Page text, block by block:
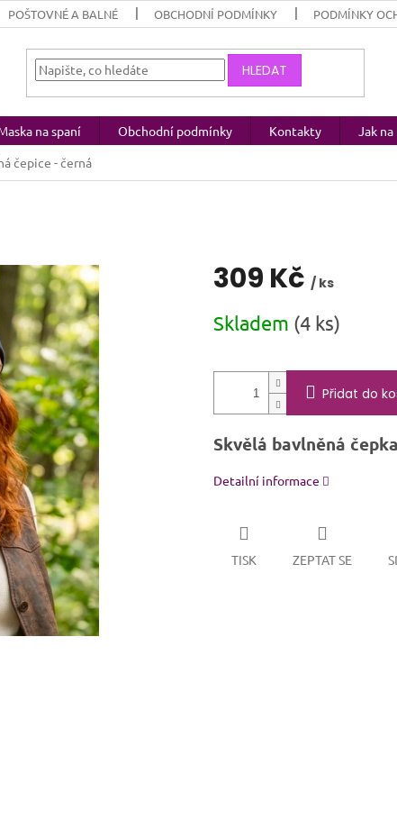
POŠTOVNÉ A BALNÉ OBCHODNÍ PODMÍNKY PODMÍNKY
HLEDAT
na spaní Obchodní podmínky Kontakty Jak na
čepice - černá
309 Kč / ks
cena:
Skladem (4 ks)
Přidat do
Skvělá bavlněná
Detailní informace
TISK ZEPTAT SE